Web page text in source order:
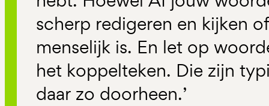
scherp redigeren en kijken
menselijk is. En let op
het koppelteken. Die zijn
daar zo doorheen.’